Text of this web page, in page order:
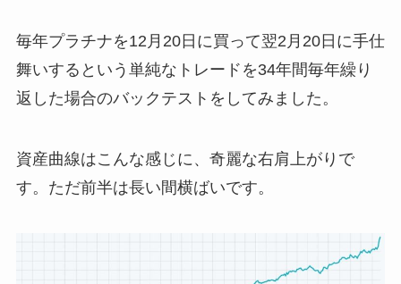
毎年プラチナを12月20日に買って翌2月20日に手仕
舞いするという単純なトレードを34年間毎年繰り
返した場合のバックテストをしてみました。
資産曲線はこんな感じに、奇麗な右肩上がりで
す。ただ前半は長い間横ばいです。